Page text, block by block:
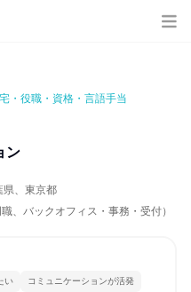
・役職・資格・言語手当
ン
県、東京都
、バックオフィス・事務・受付）
い コミュニケーションが活発